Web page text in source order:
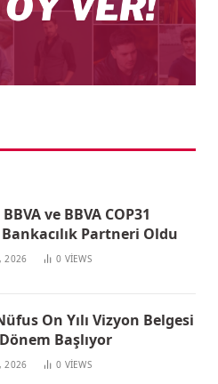
ve BBVA COP31
Partneri Oldu
2026 0 VIEWS
On Yılı Vizyon Belgesi
Başlıyor
2026 0 VIEWS